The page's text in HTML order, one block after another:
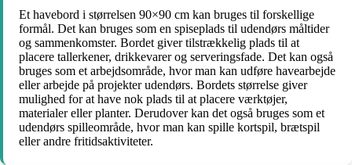
Et havebord i størrelsen 90×90 cm kan bruges til forskellige
formål. Det kan bruges som en spiseplads til udendørs måltider
og sammenkomster. Bordet giver tilstrækkelig plads til at
placere tallerkener, drikkevarer og serveringsfade. Det kan også
bruges som et arbejdsområde, hvor man kan udføre havearbejde
eller arbejde på projekter udendørs. Bordets størrelse giver
mulighed for at have nok plads til at placere værktøjer,
materialer eller planter. Derudover kan det også bruges som et
udendørs spilleområde, hvor man kan spille kortspil, brætspil
eller andre fritidsaktiviteter.